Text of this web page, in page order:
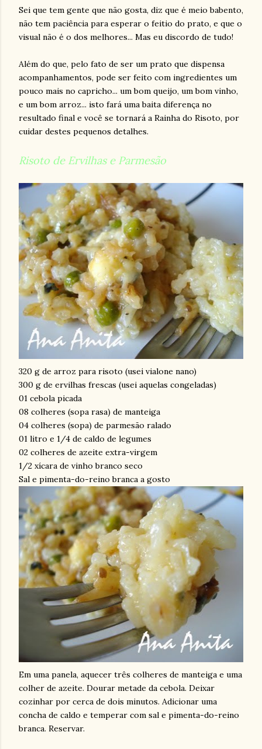
Sei que tem gente que não gosta, diz que é meio babento,
não tem paciência para esperar o feitio do prato, e que o
visual não é o dos melhores... Mas eu discordo de tudo!
Além do que, pelo fato de ser um prato que dispensa
acompanhamentos, pode ser feito com ingredientes um
pouco mais no capricho... um bom queijo, um bom vinho,
e um bom arroz... isto fará uma baita diferença no
resultado final e você se tornará a Rainha do Risoto, por
cuidar destes pequenos detalhes.
Risoto de Ervilhas e Parmesão
320 g de arroz para risoto (usei vialone nano)
300 g de ervilhas frescas (usei aquelas congeladas)
01 cebola picada
08 colheres (sopa rasa) de manteiga
04 colheres (sopa) de parmesão ralado
01 litro e 1/4 de caldo de legumes
02 colheres de azeite extra-virgem
1/2 xícara de vinho branco seco
Sal e pimenta-do-reino branca a gosto
Em uma panela, aquecer três colheres de manteiga e uma
colher de azeite. Dourar metade da cebola. Deixar
cozinhar por cerca de dois minutos. Adicionar uma
concha de caldo e temperar com sal e pimenta-do-reino
branca. Reservar.